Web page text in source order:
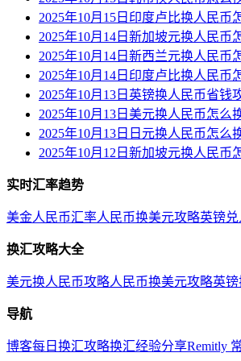
2025年10月15日印度卢比换人民币
2025年10月14日新加坡元换人民币
2025年10月14日新西兰元换人民币
2025年10月14日印度卢比换人民币
2025年10月13日英镑换人民币省
2025年10月13日美元换人民币怎么
2025年10月13日日元换人民币怎
2025年10月12日新加坡元换人民币
实时汇率趋势
美金人民币汇率人民币换美元攻略英镑
换汇攻略大全
美元换人民币攻略人民币换美元攻略英
导航
博客每日换汇攻略换汇经验分享Remitly